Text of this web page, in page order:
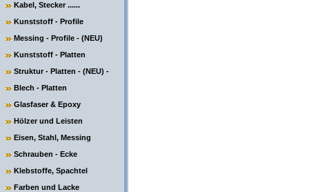
Kabel, Stecker ......
Kunststoff - Profile
Messing - Profile - (NEU)
Kunststoff - Platten
Struktur - Platten - (NEU) -
Blech - Platten
Glasfaser & Epoxy
Hölzer und Leisten
Eisen, Stahl, Messing
Schrauben - Ecke
Klebstoffe, Spachtel
Farben und Lacke